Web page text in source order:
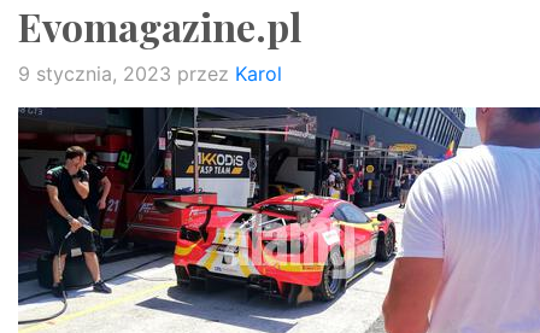
Evomagazine.pl
9 stycznia, 2023 przez Karol